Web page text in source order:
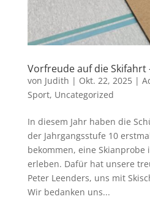
Vorfreude auf die Skifahrt
von Judith | Okt. 22, 2025|
Sport, Uncategorized
In diesem Jahr haben die
der Jahrgangsstufe 10
bekommen, eine Skianprobe
erleben. Dafür hat unsere
Peter Leenders, uns mit
Wir bedanken uns...